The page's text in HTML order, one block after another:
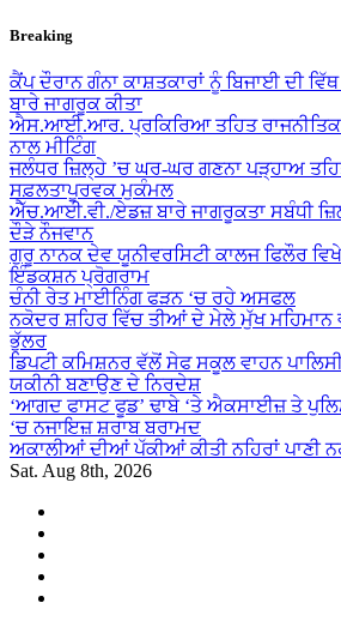
Skip
content
Breaking
ਕੈਂਪ ਦੌਰਾਨ ਗੰਨਾ ਕਾਸ਼ਤਕਾਰਾਂ ਨੂੰ ਬਿਜਾਈ ਦੀ
ਬਾਰੇ ਜਾਗਰੂਕ ਕੀਤਾ
ਐਸ.ਆਈ.ਆਰ. ਪ੍ਰਕਿਰਿਆ ਤਹਿਤ
ਨਾਲ ਮੀਟਿੰਗ
ਜਲੰਧਰ ਜ਼ਿਲ੍ਹੇ ’ਚ ਘਰ-ਘਰ ਗਣਨਾ ਪੜ੍ਹਾਅ
ਸਫ਼ਲਤਾਪੂਰਵਕ ਮੁਕੰਮਲ
ਐੱਚ.ਆਈ.ਵੀ./ਏਡਜ਼ ਬਾਰੇ ਜਾਗਰੂਕਤਾ ਸਬੰਧੀ
ਦੌੜੇ ਨੌਜਵਾਨ
ਗੁਰੂ ਨਾਨਕ ਦੇਵ ਯੂਨੀਵਰਸਿਟੀ ਕਾਲਜ ਫਿਲੌਰ
ਇੰਡਕਸ਼ਨ ਪ੍ਰੋਗਰਾਮ
ਚੰਨੀ ਰੇਤ ਮਾਈਨਿੰਗ ਫੜਨ ‘ਚ ਰਹੇ ਅਸਫਲ
ਨਕੋਦਰ ਸ਼ਹਿਰ ਵਿੱਚ ਤੀਆਂ ਦੇ ਮੇਲੇ ਮੁੱਖ ਮਹਿਮਾਨ
ਭੁੱਲਰ
ਡਿਪਟੀ ਕਮਿਸ਼ਨਰ ਵੱਲੋਂ ਸੇਫ ਸਕੂਲ ਵਾਹਨ
ਯਕੀਨੀ ਬਣਾਉਣ ਦੇ ਨਿਰਦੇਸ਼
‘ਆਗਦ ਫਾਸਟ ਫੂਡ’ ਢਾਬੇ ‘ਤੇ ਐਕਸਾਈਜ਼ ਤੇ ਪੁਲਿਸ
‘ਚ ਨਜਾਇਜ਼ ਸ਼ਰਾਬ ਬਰਾਮਦ
ਅਕਾਲੀਆਂ ਦੀਆਂ ਪੱਕੀਆਂ ਕੀਤੀ ਨਹਿਰਾਂ ਪਾਣੀ
Sat. Aug 8th, 2026